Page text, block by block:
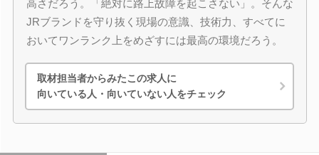
高さだろう。「絶対に路上故障を起こさない」。そんな
JRブランドを守り抜く現場の意識、技術力、すべてに
おいてワンランク上をめざすには最高の環境だろう。
取材担当者からみたこの求人に
向いている人・向いていない人をチェック